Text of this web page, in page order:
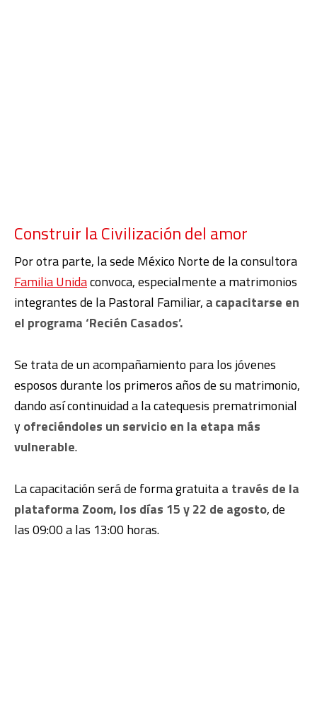
Construir la Civilización del amor
Por otra parte, la sede México Norte de la consultora
Familia Unidaconvoca, especialmente a matrimonios
integrantes de la Pastoral Familiar, acapacitarse en
el programa ‘Recién Casados’.
Se trata de un acompañamiento para los jóvenes
esposos durante los primeros años de su matrimonio,
dando así continuidad a la catequesis prematrimonial
yofreciéndoles un servicio en la etapa más
vulnerable.
La capacitación será de forma gratuitaa través de la
plataforma Zoom, los días 15 y 22 de agosto, de
las 09:00 a las 13:00 horas.